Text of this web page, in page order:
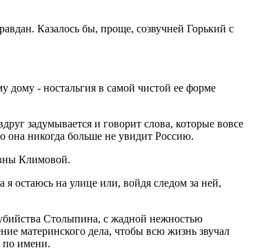
Казалось бы, проще, созвучней Горький с
дому - ностальгия в самой чистой ее форме
задумывается и говорит слова, которые вовсе
она никогда больше не увидит Россию.
Климовой.
остаюсь на улице или, войдя следом за ней,
Столыпина, с жадной нежностью
материнского дела, чтобы всю жизнь звучал
по имени.